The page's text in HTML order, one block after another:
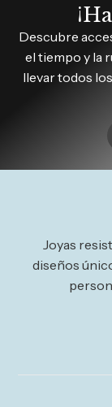
Descubre
el tiempo y la
llevar todos
Joyas
diseños